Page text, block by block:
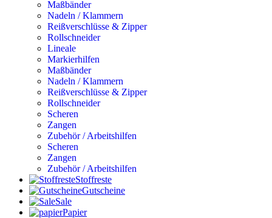
Maßbänder
Nadeln / Klammern
Reißverschlüsse & Zipper
Rollschneider
Lineale
Markierhilfen
Maßbänder
Nadeln / Klammern
Reißverschlüsse & Zipper
Rollschneider
Scheren
Zangen
Zubehör / Arbeitshilfen
Scheren
Zangen
Zubehör / Arbeitshilfen
Stoffreste
Gutscheine
Sale
Papier